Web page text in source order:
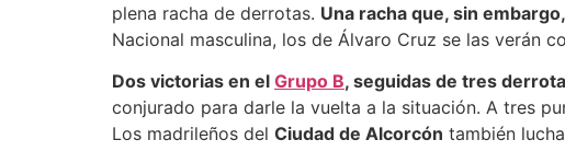
plena racha de derrotas. Una racha que, sin
Nacional masculina, los de Álvaro Cruz se las verán
Dos victorias en el Grupo B, seguidas de tres
conjurado para darle la vuelta a la situación. A tres
Los madrileños del Ciudad de Alcorcón también